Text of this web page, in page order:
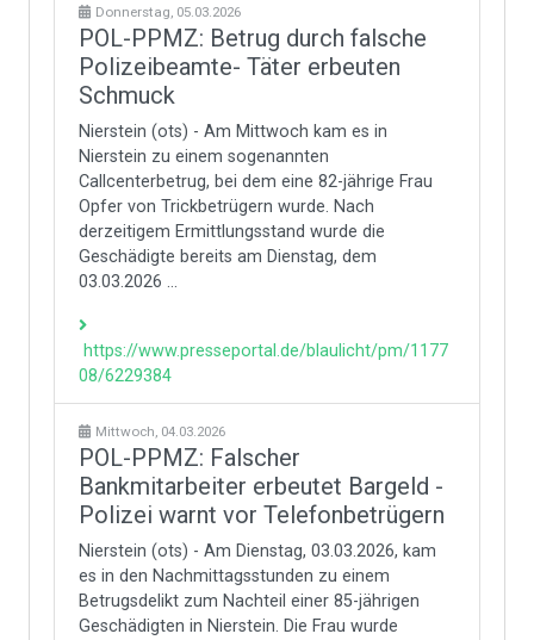
Donnerstag, 05.03.2026
POL-PPMZ: Betrug durch falsche
Polizeibeamte- Täter erbeuten
Schmuck
Nierstein (ots) - Am Mittwoch kam es in
Nierstein zu einem sogenannten
Callcenterbetrug, bei dem eine 82-jährige Frau
Opfer von Trickbetrügern wurde. Nach
derzeitigem Ermittlungsstand wurde die
Geschädigte bereits am Dienstag, dem
03.03.2026 ...
https://www.presseportal.de/blaulicht/pm/1177
08/6229384
Mittwoch, 04.03.2026
POL-PPMZ: Falscher
Bankmitarbeiter erbeutet Bargeld -
Polizei warnt vor Telefonbetrügern
Nierstein (ots) - Am Dienstag, 03.03.2026, kam
es in den Nachmittagsstunden zu einem
Betrugsdelikt zum Nachteil einer 85-jährigen
Geschädigten in Nierstein. Die Frau wurde